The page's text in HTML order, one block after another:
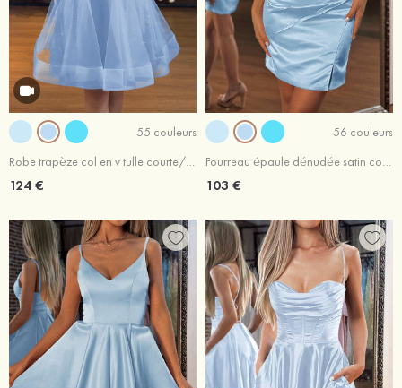
55 couleurs
Robe trapèze col en v tulle courte/mini robe de fête de la rentrée
124 €
56 couleurs
Fourreau épaule dénudée satin courte/mini robe de fête de la rentrée
103 €